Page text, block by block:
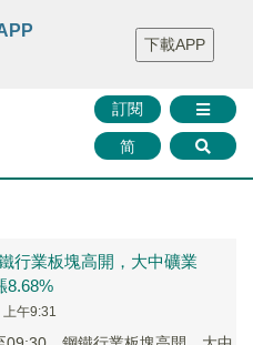
財華證券 媒體矩陣
智庫沙龍
聯絡我們
訂閱
简
下載APP
行業板塊高開，大中礦業
8.68%
午9:31